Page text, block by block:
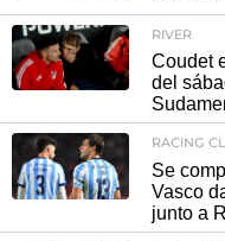
RIVER
Coudet
del
RACING
Se
Vasco
junto a